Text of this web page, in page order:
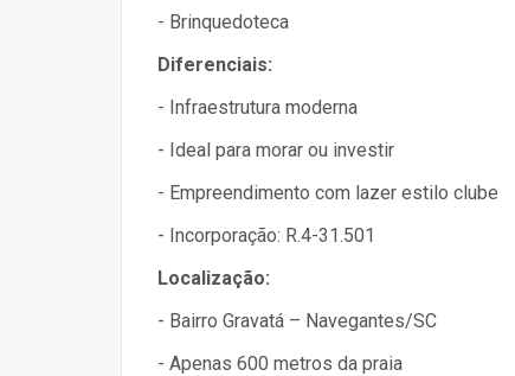
- Brinquedoteca
Diferenciais:
- Infraestrutura moderna
- Ideal para morar ou investir
- Empreendimento com lazer estilo clube
- Incorporação: R.4-31.501
Localização:
- Bairro Gravatá – Navegantes/SC
- Apenas 600 metros da praia